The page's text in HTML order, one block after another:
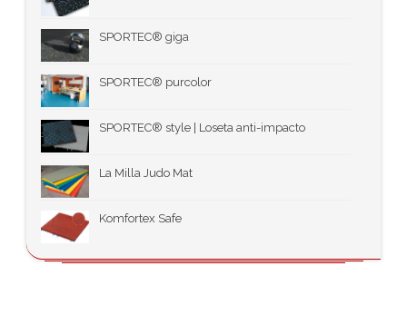
SPORTEC® giga
SPORTEC® purcolor
SPORTEC® style | Loseta anti-impacto
La Milla Judo Mat
Komfortex Safe